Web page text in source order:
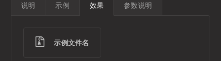
说明 示例 效果 参数说明
示例文件名